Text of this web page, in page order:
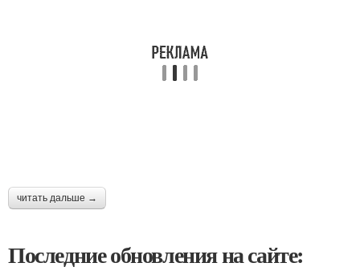
читать дальше →
Последние обновления на сайте: